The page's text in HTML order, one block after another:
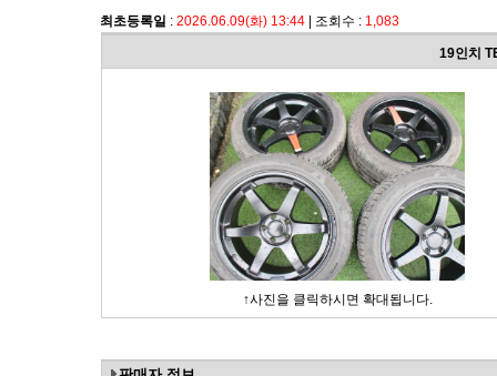
최초등록일 :2026.06.09(화) 13:44 | 조회수 : 1,083
19인치
↑사진을 클릭하시면 확대됩니다.